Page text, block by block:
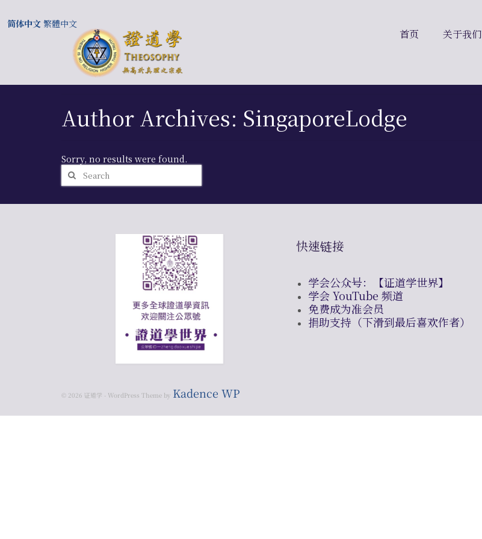
首页 关于我们
Author Archives: SingaporeLodge
Sorry, no results were found.
Search
for:
快速链接
学会公众号：【证道学世界】
学会 YouTube 频道
免费成为准会员
捐助支持（下滑到最后喜欢作者）
© 2026 证道学 - WordPress Theme by Kadence WP
简体中文 繁體中文